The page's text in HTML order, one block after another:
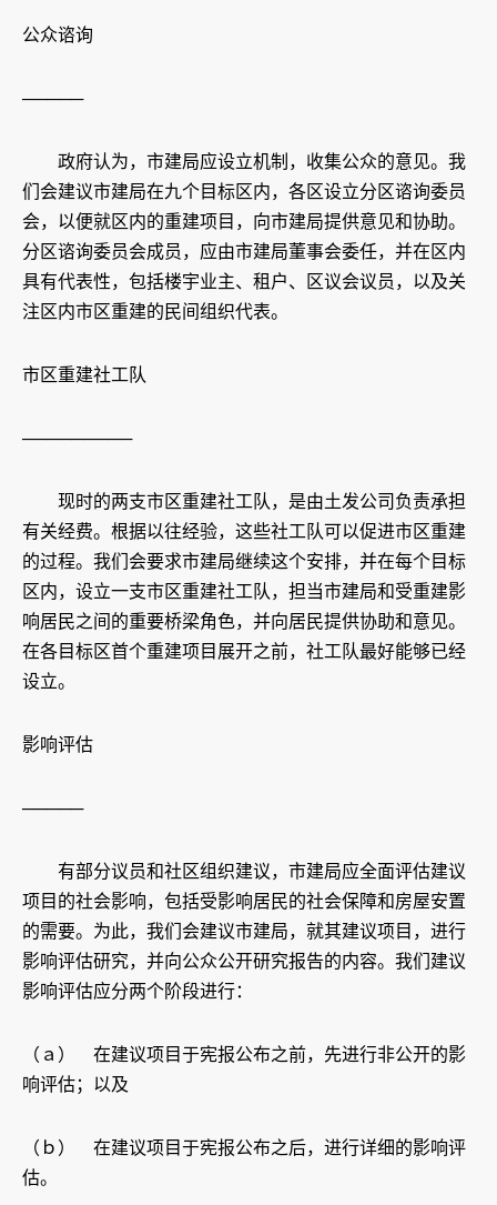
公众谘询
─────
政府认为，市建局应设立机制，收集公众的意见。我
们会建议市建局在九个目标区内，各区设立分区谘询委员
会，以便就区内的重建项目，向市建局提供意见和协助。
分区谘询委员会成员，应由市建局董事会委任，并在区内
具有代表性，包括楼宇业主、租户、区议会议员，以及关
注区内市区重建的民间组织代表。
市区重建社工队
─────────
现时的两支市区重建社工队，是由土发公司负责承担
有关经费。根据以往经验，这些社工队可以促进市区重建
的过程。我们会要求市建局继续这个安排，并在每个目标
区内，设立一支市区重建社工队，担当市建局和受重建影
响居民之间的重要桥梁角色，并向居民提供协助和意见。
在各目标区首个重建项目展开之前，社工队最好能够已经
设立。
影响评估
─────
有部分议员和社区组织建议，市建局应全面评估建议
项目的社会影响，包括受影响居民的社会保障和房屋安置
的需要。为此，我们会建议市建局，就其建议项目，进行
影响评估研究，并向公众公开研究报告的内容。我们建议
影响评估应分两个阶段进行：
（ａ） 在建议项目于宪报公布之前，先进行非公开的影
响评估；以及
（ｂ） 在建议项目于宪报公布之后，进行详细的影响评
估。